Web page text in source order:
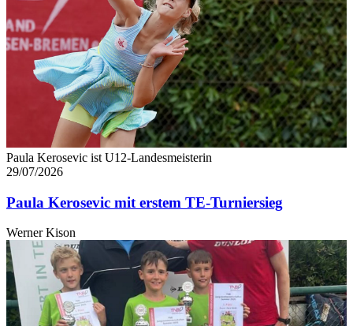
Paula Kerosevic ist U12-Landesmeisterin
29/07/2026
Paula Kerosevic mit erstem TE-Turniersieg
Werner Kison